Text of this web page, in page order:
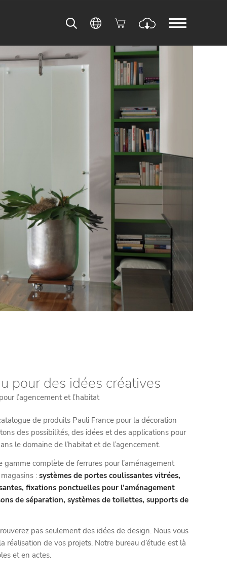
pour des idées créatives
l’agencement et l’habitat
de produits Pauli France pour la décoration
des possibilités, des idées et des applications pour
le domaine de l’habitat et de l’agencement.
gamme complète de ferrures pour l’aménagement
magasins :systèmes de portes coulissantes vitrées,
fixations ponctuelles pour l’aménagement
de séparation, systèmes de toilettes, supports de
pas seulement des idées de design. Nous vous
réalisation de vos projets. Notre bureau d’étude est là
et en actes.